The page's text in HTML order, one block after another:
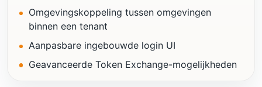
Omgevingskoppeling tussen omgevingen
binnen een tenant
Aanpasbare ingebouwde login UI
Geavanceerde Token Exchange-mogelijkheden